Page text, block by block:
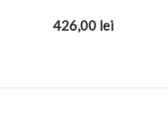
426,00 lei